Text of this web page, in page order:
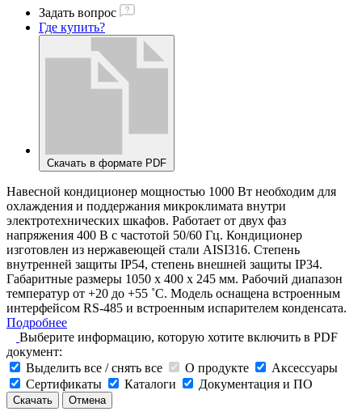
Задать вопрос
Где купить?
Скачать в формате PDF
Навесной кондиционер мощностью 1000 Вт необходим для
охлаждения и поддержания микроклимата внутри
электротехнических шкафов. Работает от двух фаз
напряжения 400 В с частотой 50/60 Гц. Кондиционер
изготовлен из нержавеющей стали AISI316. Степень
внутренней защиты IP54, степень внешней защиты IP34.
Габаритные размеры 1050 х 400 х 245 мм. Рабочий диапазон
температур от +20 до +55 ˚C. Модель оснащена встроенным
интерфейсом RS-485 и встроенным испарителем конденсата.
Подробнее
Выберите информацию, которую хотите включить в PDF
документ:
Выделить все / снять все
О продукте
Аксессуары
Сертификаты
Каталоги Документация и ПО
Скачать Отмена